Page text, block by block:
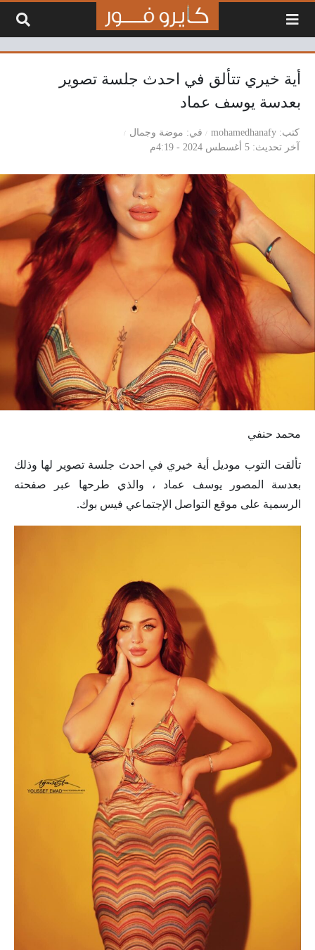
أية خيري تتألق في احدث جلسة تصوير
بعدسة يوسف عماد
كتب mohamedhanafy في
موضة وجمال
آخر تحديث 5 أغسطس 2024 - 4:19م
محمد حنفي
تألقت التوب موديل أية خيري في احدث جلسة تصوير لها وذلك
بعدسة المصور يوسف عماد ، والذي طرحها عبر صفحته
الرسمية على موقع التواصل الإجتماعي فيس بوك.